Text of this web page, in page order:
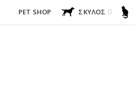
PET SHOP ΣΚΎΛΟΣ